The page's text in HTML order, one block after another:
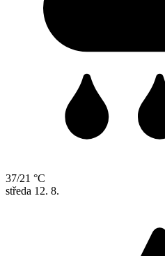
37/21 °C
středa 12. 8.